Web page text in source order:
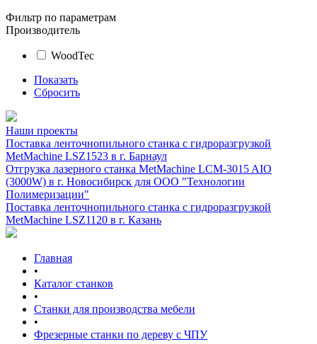
Фильтр по параметрам
Производитель
WoodTec
Показать
Сбросить
Наши проекты
Поставка ленточнопильного станка c гидроразгрузкой
MetMachine LSZ1523 в г. Барнаул
Отгрузка лазерного станка MetMachine LCM-3015 AIO
(3000W) в г. Новосибирск для ООО "Технологии
Полимеризации"
Поставка ленточнопильного станка c гидроразгрузкой
MetMachine LSZ1120 в г. Казань
Главная
•
Каталог станков
•
Станки для производства мебели
•
Фрезерные станки по дереву с ЧПУ